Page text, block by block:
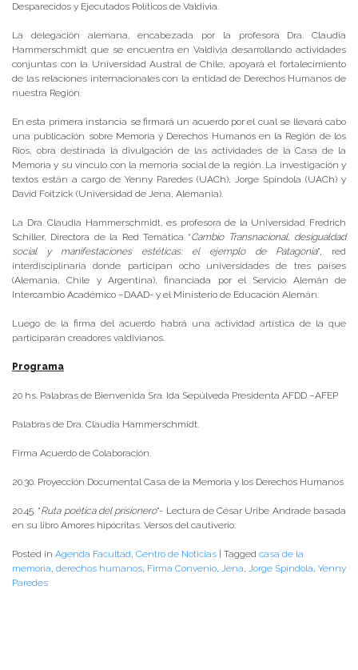
Desparecidos y Ejecutados Políticos de Valdivia.
La delegación alemana, encabezada por la profesora Dra. Claudia
Hammerschmidt que se encuentra en Valdivia desarrollando actividades
conjuntas con la Universidad Austral de Chile, apoyará el fortalecimiento
de las relaciones internacionales con la entidad de Derechos Humanos de
nuestra Región.
En esta primera instancia se firmará un acuerdo por el cual se llevará cabo
una publicación sobre Memoria y Derechos Humanos en la Región de los
Ríos, obra destinada la divulgación de las actividades de la Casa de la
Memoria y su vínculo con la memoria social de la región. La investigación y
textos están a cargo de Yenny Paredes (UACh), Jorge Spíndola (UACh) y
David Foitzick (Universidad de Jena, Alemania).
La Dra. Claudia Hammerschmidt, es profesora de la Universidad Fredrich
Schiller, Directora de la Red Temática “Cambio Transnacional, desigualdad
social y manifestaciones estéticas: el ejemplo de Patagonia”, red
interdisciplinaria donde participan ocho universidades de tres países
(Alemania, Chile y Argentina), financiada por el Servicio Alemán de
Intercambio Académico –DAAD- y el Ministerio de Educación Alemán.
Luego de la firma del acuerdo habrá una actividad artística de la que
participarán creadores valdivianos.
Programa
20 hs. Palabras de Bienvenida Sra. Ida Sepúlveda Presidenta AFDD –AFEP
Palabras de Dra. Claudia Hammerschmidt.
Firma Acuerdo de Colaboración.
20.30. Proyección Documental Casa de la Memoria y los Derechos Humanos
20.45. “Ruta poética del prisionero”- Lectura de César Uribe Andrade basada
en su libro Amores hipócritas. Versos del cautiverio.
Posted in Agenda Facultad, Centro de Noticias Tagged casa de la
memoria, derechos humanos, Firma Convenio, Jena, Jorge Spíndola, Yenny
Paredes